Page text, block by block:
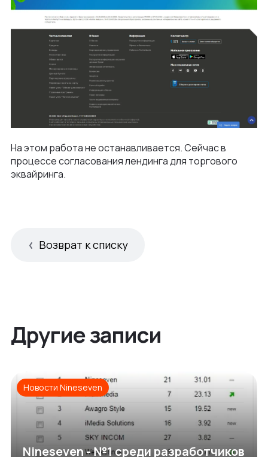
На этом работа не останавливается. Сейчас в
процессе согласования лендинга для торгового
эквайринга.
Возврат к списку
Другие записи
Новости Nineseven
Nineseven - №1 среди разработчиков